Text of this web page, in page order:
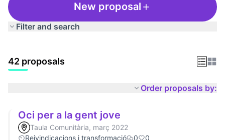
New proposal
Filter and search
42 proposals
Order proposals by:
Oci per a la gent jove
Taula Comunitària, març 2022
Reivindicacions i transformació
0 0